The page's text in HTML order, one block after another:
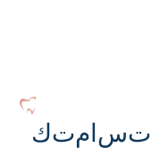
تسامتك